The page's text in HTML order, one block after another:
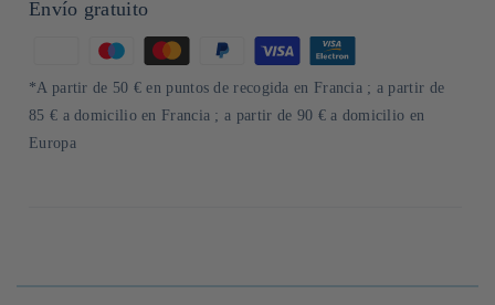
Envío gratuito
de
pago
*A partir de 50 € en puntos de recogida en Francia ; a partir de
85 € a domicilio en Francia ; a partir de 90 € a domicilio en
Europa